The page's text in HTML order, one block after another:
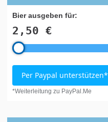
Bier ausgeben für:
2,50 €
Per Paypal unterstützen*
*Weiterleitung zu PayPal.Me